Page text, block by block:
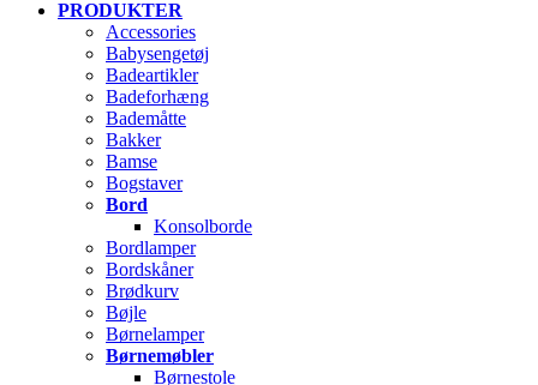
PRODUKTER
Accessories
Babysengetøj
Badeartikler
Badeforhæng
Bademåtte
Bakker
Bamse
Bogstaver
Bord
Konsolborde
Bordlamper
Bordskåner
Brødkurv
Bøjle
Børnelamper
Børnemøbler
Børnestole